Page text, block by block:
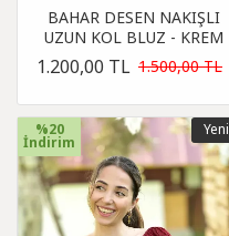
BAHAR DESEN NAKIŞLI
UZUN KOL BLUZ - KREM
1.200,00 TL 1.500,00 TL
Yeni
%20
İndirim